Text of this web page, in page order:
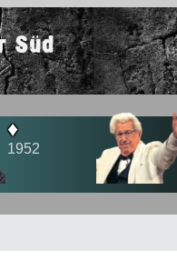
Süd
♦
1956